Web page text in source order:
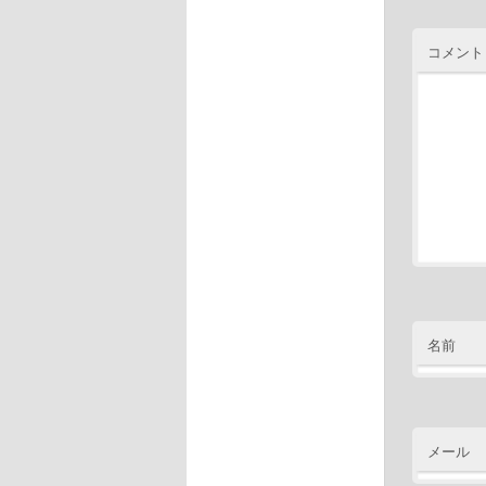
コメント
名前
メール